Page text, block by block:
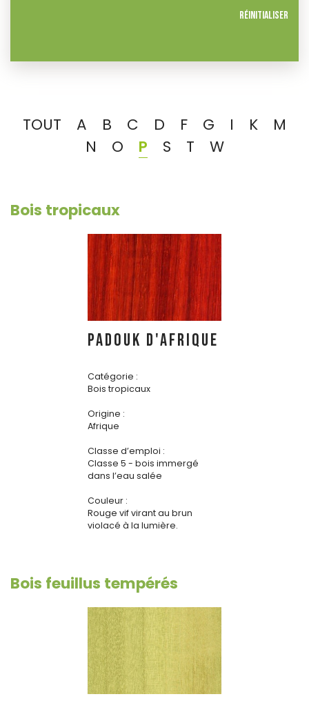
Réinitialiser
TOUT A B C D F G I K
M
N
O P S T W
Bois tropicaux
PADOUK d'AFRIQUE
Catégorie :
Bois tropicaux
Origine :
Afrique
Classe d’emploi :
Classe 5 - bois immergé
dans l’eau salée
Couleur :
Rouge vif virant au brun
violacé à la lumière.
Bois feuillus tempérés